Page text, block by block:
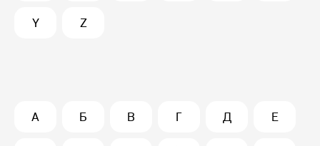
Y Z
А Б В Г Д Е